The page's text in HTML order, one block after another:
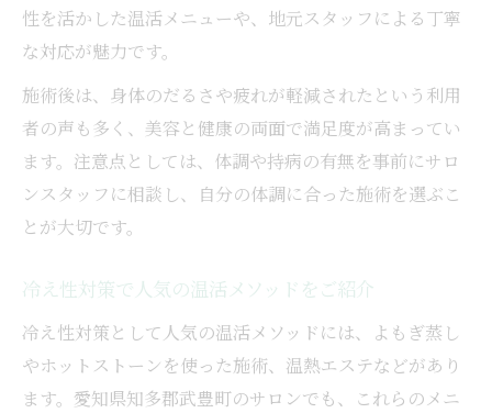
性を活かした温活メニューや、地元スタッフによる丁寧
な対応が魅力です。
施術後は、身体のだるさや疲れが軽減されたという利用
者の声も多く、美容と健康の両面で満足度が高まってい
ます。注意点としては、体調や持病の有無を事前にサロ
ンスタッフに相談し、自分の体調に合った施術を選ぶこ
とが大切です。
冷え性対策で人気の温活メソッドをご紹介
冷え性対策として人気の温活メソッドには、よもぎ蒸し
やホットストーンを使った施術、温熱エステなどがあり
ます。愛知県知多郡武豊町のサロンでも、これらのメニ